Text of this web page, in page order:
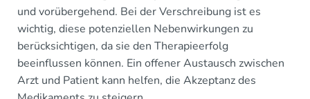
und vorübergehend. Bei der Verschreibung ist es
wichtig, diese potenziellen Nebenwirkungen zu
berücksichtigen, da sie den Therapieerfolg
beeinflussen können. Ein offener Austausch zwischen
Arzt und Patient kann helfen, die Akzeptanz des